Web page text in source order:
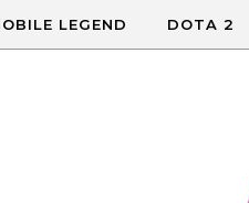
LEGEND DOTA 2